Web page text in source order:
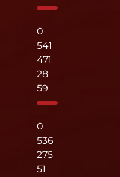
0
541
471
28
59
0
536
275
51